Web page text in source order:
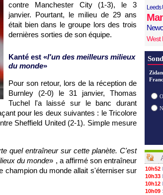
contre Manchester City (1-3), le 3
janvier. Pourtant, le milieu de 29 ans
était bien dans le groupe lors des trois
dernières sorties de son équipe.
Kanté est «l'un des meilleurs milieux
du monde»
Pour son retour, lors de la réception de
Burnley (2-0) le 31 janvier, Thomas
Tuchel l'a laissé sur le banc durant
pour les deux suivantes : le Tricolore
Sheffield United (2-1). Simple mesure
quel entraîneur sur cette planète. C'est
du monde» , a affirmé son entraîneur
champion du monde allait s'éterniser sur
Leeds
West
10h52
10h33
10h12
10h09